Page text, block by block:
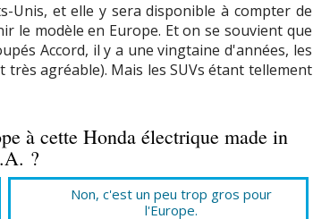
Unis, et elle y sera disponible à compter de
le modèle en Europe. Et on se souvient que
Accord, il y a une vingtaine d'années, les
agréable). Mais les SUVs étant tellement
à cette Honda électrique made in
?
Non, c'est un peu trop gros pour
l'Europe.